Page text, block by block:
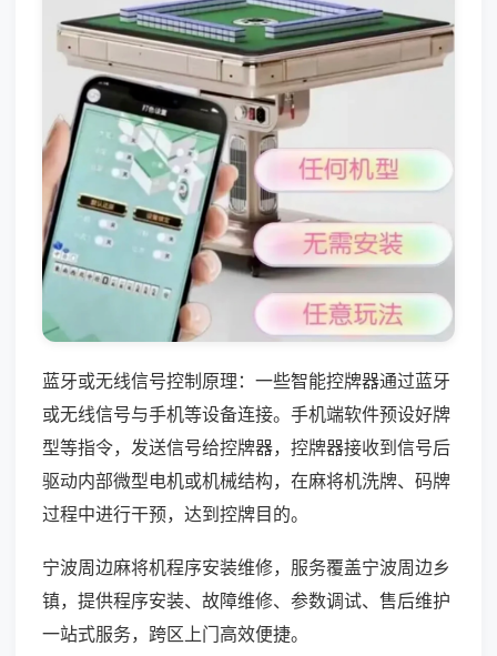
蓝牙或无线信号控制原理：一些智能控牌器通过蓝牙
或无线信号与手机等设备连接。手机端软件预设好牌
型等指令，发送信号给控牌器，控牌器接收到信号后
驱动内部微型电机或机械结构，在麻将机洗牌、码牌
过程中进行干预，达到控牌目的。
宁波周边麻将机程序安装维修，服务覆盖宁波周边乡
镇，提供程序安装、故障维修、参数调试、售后维护
一站式服务，跨区上门高效便捷。